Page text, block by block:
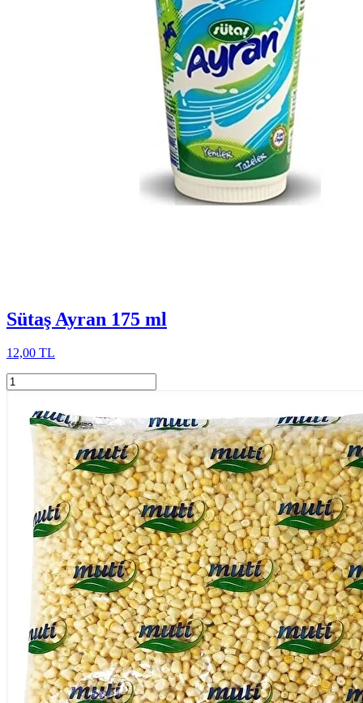
Sütaş Ayran 175 ml
12,00 TL